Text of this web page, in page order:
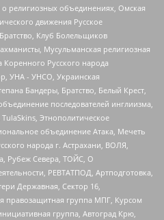
религиозных объединениях, Омская
движения Русское
Клуб Болельщиков
Мусульманская религиозная
Русского народа
УНА - УНСО, Украинская
Бандеры, Братство, Белый Крест,
последователей инглиизма,
Этнополитическое
объединение Атака, Мечеть
народа г. Астрахани, ВОЛЯ,
Рубеж Севера, ТОЙС, О
РЕВТАТПОД, Артподготовка,
Державная, Сектор 16,
правозащитная группа МПГ, Курсом
группа, Автоград Крю,